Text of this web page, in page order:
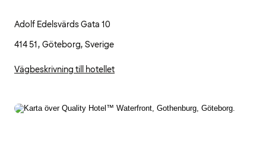
Adolf Edelsvärds Gata 10
414 51, Göteborg, Sverige
Vägbeskrivning till hotellet